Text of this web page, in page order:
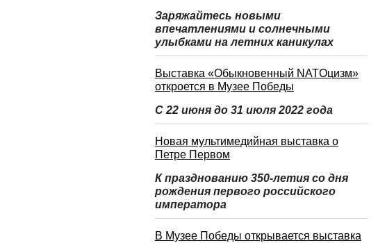
Заряжайтесь новыми
впечатлениями и солнечными
улыбками на летних каникулах
Выставка «Обыкновенный NATOцизм»
откроется в Музее Победы
С 22 июня до 31 июля 2022 года
Новая мультимедийная выставка о
Петре Первом
К празднованию 350-летия со дня
рождения первого российского
императора
В Музее Победы открывается выставка